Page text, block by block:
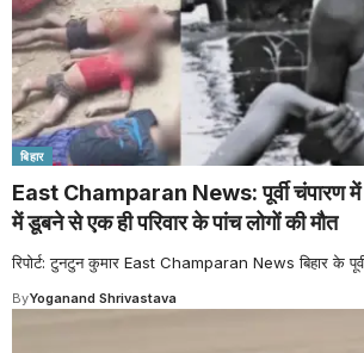
बिहार
East Champaran News: पूर्वी चंपारण में
में डूबने से एक ही परिवार के पांच लोगों की मौत
रिपोर्ट: टुनटुन कुमार East Champaran News बिहार के
ByYoganand Shrivastava